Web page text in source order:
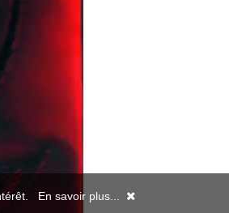
En savoir plus...